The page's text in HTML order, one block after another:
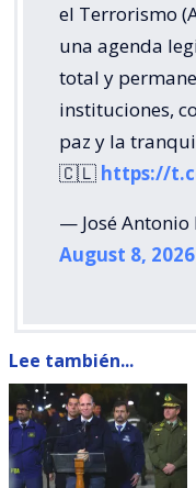
el Terrorismo
una agenda
total y
instituciones,
paz y la
🇨🇱 https://
— José Antonio
August 8, 2026
Lee también...